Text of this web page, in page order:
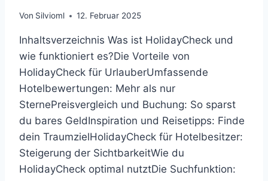
Von Silvioml 12. Februar 2025
Inhaltsverzeichnis Was ist HolidayCheck und
wie funktioniert es?Die Vorteile von
HolidayCheck für UrlauberUmfassende
Hotelbewertungen: Mehr als nur
SternePreisvergleich und Buchung: So sparst
du bares GeldInspiration und Reisetipps: Finde
dein TraumzielHolidayCheck für Hotelbesitzer:
Steigerung der SichtbarkeitWie du
HolidayCheck optimal nutztDie Suchfunktion: